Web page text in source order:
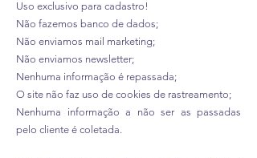
Uso exclusivo para cadastro!
Não fazemos banco de dados;
Não enviamos mail marketing;
Não enviamos newsletter;
Nenhuma informação é repassada;
O site não faz uso de cookies de rastreamento;
Nenhuma informação a não ser as passadas
pelo cliente é coletada.